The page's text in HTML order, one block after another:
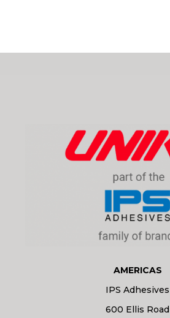
AMERICAS
IPS Adhesives
600 Ellis Road